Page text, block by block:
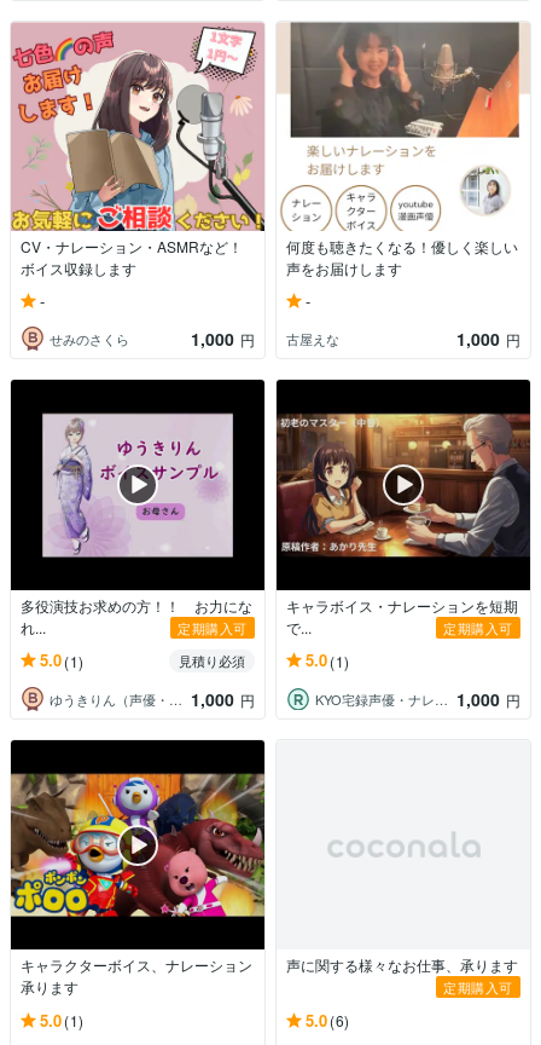
CV・ナレーション・ASMRなど！
ボイス収録します
-
せみのさくら 1,000 円
何度も聴きたくなる！優しく楽しい
声をお届けします
-
古屋えな 1,000 円
多役演技お求めの方！！ お力にな
れ...
定期購入可
5.0(1)
見積り必須
ゆうきりん（声優・ナレーター）
1,000 円
キャラボイス・ナレーションを短期
で...
定期購入可
5.0(1)
KYO宅録声優・ナレーター 1,000 円
キャラクターボイス、ナレーション
承ります
5.0(1)
声に関する様々なお仕事、承ります
定期購入可
5.0(6)